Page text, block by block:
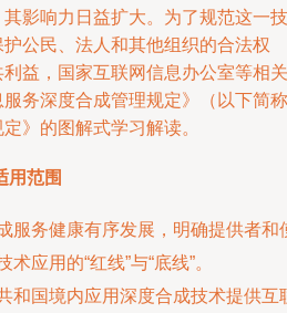
影响力日益扩大。为了规范这一技
公民、法人和其他组织的合法权
益，国家互联网信息办公室等相关
务深度合成管理规定》（以下简称
》的图解式学习解读。
用范围
服务健康有序发展，明确提供者和
应用的“红线”与“底线”。
和国境内应用深度合成技术提供互